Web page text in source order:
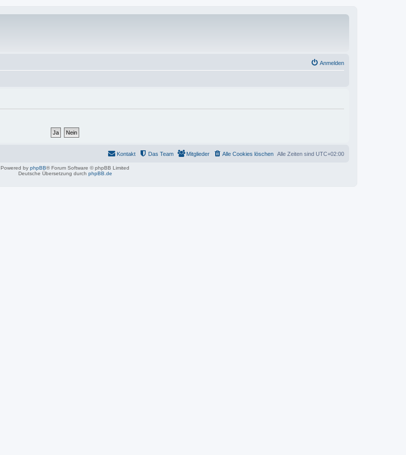
Anmelden
Alle Zeiten sind UTC+02:00
Alle Cookies löschen
Mitglieder
Das Team
Kontakt
Powered by phpBB® Forum Software © phpBB Limited
Deutsche Übersetzung durch phpBB.de